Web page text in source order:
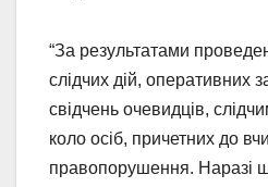
“За результатами
слідчих дій, оперативних
свідчень очевидців,
коло осіб, причетних до
правопорушення. Наразі